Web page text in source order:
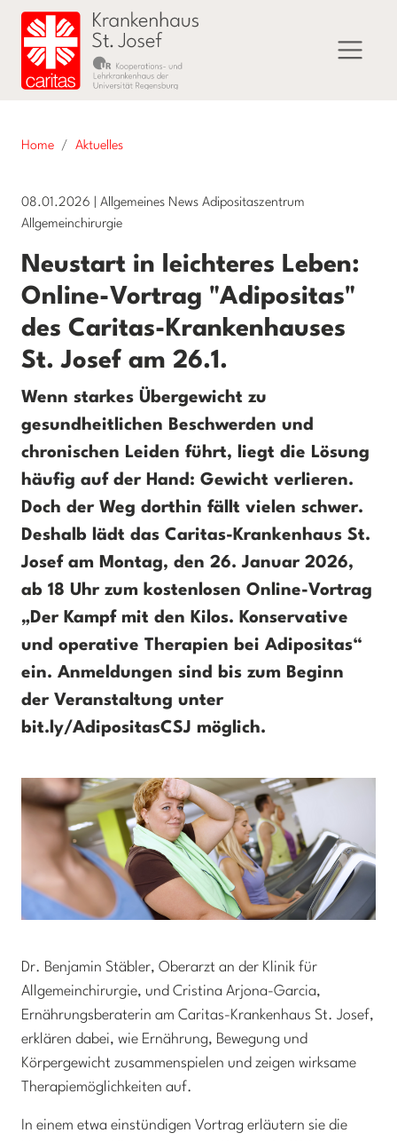
Home Aktuelles
08.01.2026
Allgemeines News Adipositaszentrum
Allgemeinchirurgie
Neustart in leichteres Leben:
Online-Vortrag "Adipositas"
des Caritas-Krankenhauses
St. Josef am 26.1.
Wenn starkes Übergewicht zu
gesundheitlichen Beschwerden und
chronischen Leiden führt, liegt die Lösung
häufig auf der Hand: Gewicht verlieren.
Doch der Weg dorthin fällt vielen schwer.
Deshalb lädt das Caritas-Krankenhaus St.
Josef am Montag, den 26. Januar 2026,
ab 18 Uhr zum kostenlosen Online-Vortrag
„Der Kampf mit den Kilos. Konservative
und operative Therapien bei Adipositas“
ein. Anmeldungen sind bis zum Beginn
der Veranstaltung unter
bit.ly/AdipositasCSJ möglich.
Dr. Benjamin Stäbler, Oberarzt an der Klinik für
Allgemeinchirurgie, und Cristina Arjona-Garcia,
Ernährungsberaterin am Caritas-Krankenhaus St. Josef,
erklären dabei, wie Ernährung, Bewegung und
Körpergewicht zusammenspielen und zeigen wirksame
Therapiemöglichkeiten auf.
In einem etwa einstündigen Vortrag erläutern sie die